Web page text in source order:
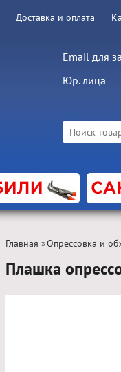
Доставка и оплата
Email для
Юр. лица
Главная »Опрессовка и
Плашка